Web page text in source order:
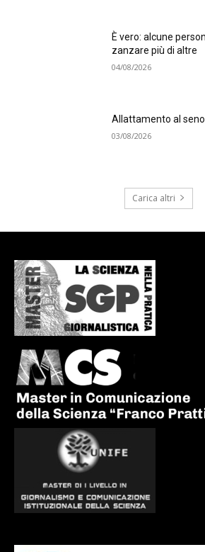
È vero: alcune
zanzare più di altre
04/08/2026
Allattamento al
03/08/2026
Carica altri